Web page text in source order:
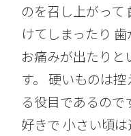
のを召し上がって
けてしまったり 歯
お痛みが出たりと
す。 硬いものは
る役目であるので
好きで 小さい頃